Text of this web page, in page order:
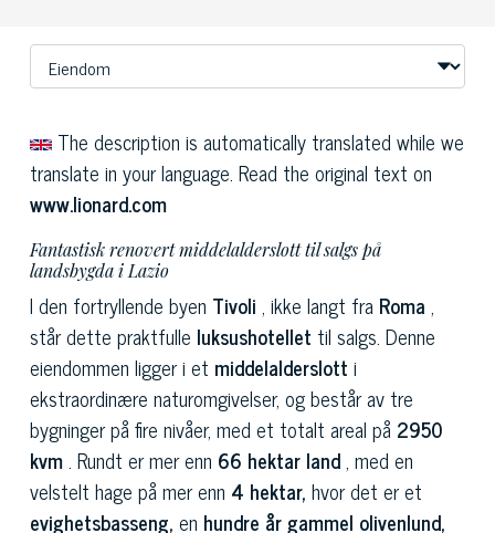
The description is automatically translated while we
translate in your language. Read the original text on
www.lionard.com
Fantastisk renovert middelalderslott til salgs på
landsbygda i Lazio
I den fortryllende byen Tivoli , ikke langt fra Roma ,
står dette praktfulle luksushotellet til salgs. Denne
eiendommen ligger i et middelalderslott i
ekstraordinære naturomgivelser, og består av tre
bygninger på fire nivåer, med et totalt areal på 2950
kvm. Rundt er mer enn 66 hektar land, med en
velstelt hage på mer enn 4 hektar, hvor det er et
evighetsbasseng, en hundre år gammel olivenlund,